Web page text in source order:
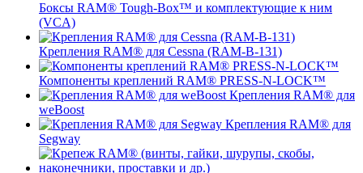
Боксы RAM® Tough-Box™ и комплектующие к ним
(VCA)
Крепления RAM® для Cessna (RAM-B-131)
Компоненты креплений RAM® PRESS-N-LOCK™
Крепления RAM® для
weBoost
Крепления RAM® для
Segway